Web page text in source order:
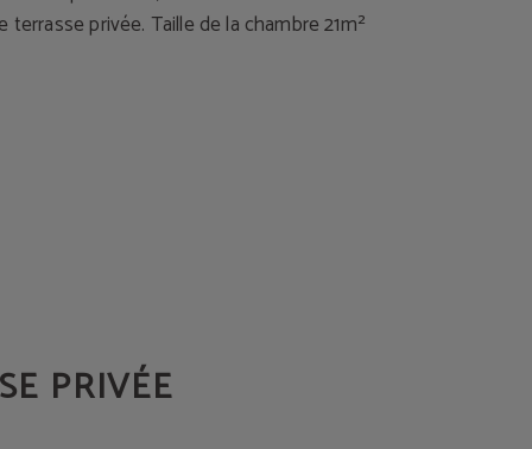
privée. Taille de la chambre 21m²
PRIVÉE